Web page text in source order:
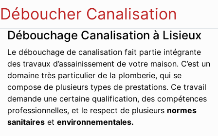
Déboucher Canalisation
Débouchage Canalisation à Lisieux
Le débouchage de canalisation fait partie intégrante
des travaux d’assainissement de votre maison. C’est un
domaine très particulier de la plomberie, qui se
compose de plusieurs types de prestations. Ce travail
demande une certaine qualification, des compétences
professionnelles, et le respect de plusieurs normes
sanitaires et environnementales.